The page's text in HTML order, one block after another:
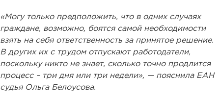
«Могу только предположить, что в одних случаях
граждане, возможно, боятся самой необходимости
взять на себя ответственность за принятое решение.
В других их с трудом отпускают работодатели,
поскольку никто не знает, сколько точно продлится
процесс – три дня или три недели», — пояснила ЕАН
судья Ольга Белоусова.